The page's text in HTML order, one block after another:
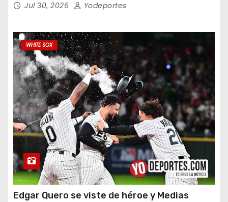
Jul 30, 2026 Yodeportes
WHITE SOX
Edgar Quero se viste de héroe y Medias